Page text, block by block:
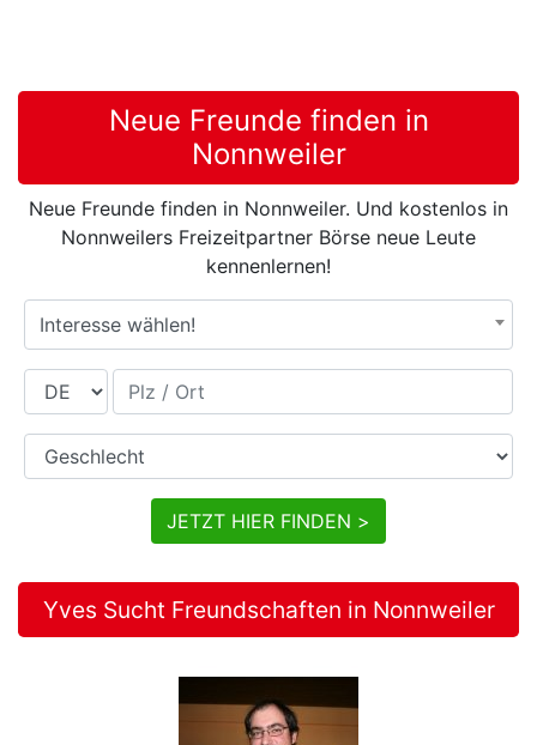
Neue Freunde finden in
Nonnweiler
Neue Freunde finden in Nonnweiler. Und kostenlos in
Nonnweilers Freizeitpartner Börse neue Leute
kennenlernen!
Interesse wählen!
Land Plz / Ort
Geschlecht
JETZT HIER FINDEN >
Yves Sucht Freundschaften in Nonnweiler